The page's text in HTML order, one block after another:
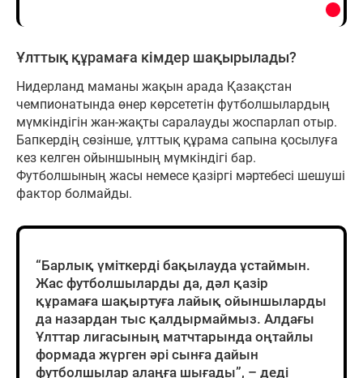
Ұлттық құрамаға кімдер шақырылады?
Нидерланд маманы жақын арада Қазақстан
чемпионатында өнер көрсететін футболшылардың
мүмкіндігін жан-жақты саралауды жоспарлап отыр.
Бапкердің сөзінше, ұлттық құрама сапына қосылуға
кез келген ойыншының мүмкіндігі бар.
Футболшының жасы немесе қазіргі мәртебесі шешуші
фактор болмайды.
“Барлық үміткерді бақылауда ұстаймын.
Жас футболшыларды да, дәл қазір
құрамаға шақыртуға лайық ойыншыларды
да назардан тыс қалдырмаймыз. Алдағы
Ұлттар лигасының матчтарында оңтайлы
формада жүрген әрі сынға дайын
футболшылар алаңға шығады”, – деді